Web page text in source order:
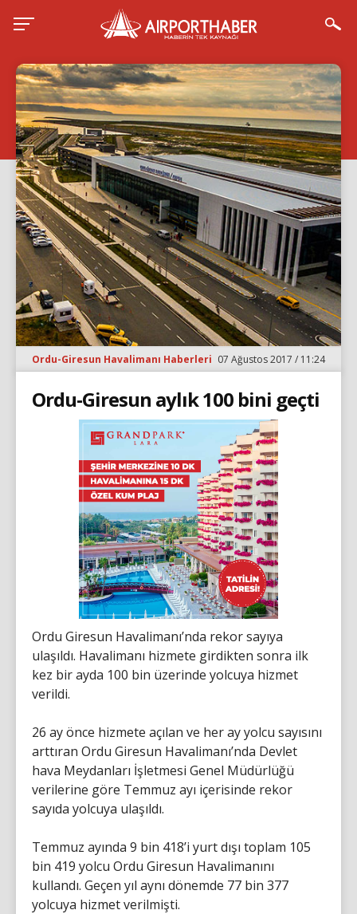
Ordu-Giresun Havalimanı Haberleri 07 Ağustos 2017 / 11:24
Ordu-Giresun aylık 100 bini geçti
Ordu Giresun Havalimanı’nda rekor sayıya
ulaşıldı. Havalimanı hizmete girdikten sonra ilk
kez bir ayda 100 bin üzerinde yolcuya hizmet
verildi.
26 ay önce hizmete açılan ve her ay yolcu sayısını
arttıran Ordu Giresun Havalimanı’nda Devlet
hava Meydanları İşletmesi Genel Müdürlüğü
verilerine göre Temmuz ayı içerisinde rekor
sayıda yolcuya ulaşıldı.
Temmuz ayında 9 bin 418’i yurt dışı toplam 105
bin 419 yolcu Ordu Giresun Havalimanını
kullandı. Geçen yıl aynı dönemde 77 bin 377
yolcuya hizmet verilmişti.